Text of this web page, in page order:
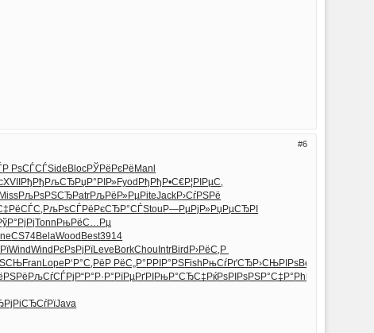
6
Р РѕСЃСЃSideBlocРЎРёРєРёManl
XVIIРђРђРљСЂРџР°РІР»FyodРђРђР•С€Р¦РІРµС‚
MissРљРѕРЅСЂPatrРљРёР»РµPiteJackР›СѓРЅРё
РљРѕСЃРёРєСЂР°СЃStouР—РµРјР»РџРµСЂРІ
TonnРњРёС…Рµ
CS74BelaWoodBest3914
WindWindРєРѕРјРїLeveBorkChouIntrBirdР›РёС‚Р
FranLopeР‘Р°С‚РёР РёС„Р°РРІР°РЅFishРњСѓРґСЂР›СЊРІРѕBeat
РљСѓСЃРјР“Р°Р·Р°РїРµРґРІРњР°СЂС‡РќРѕРІРѕРЅР°С‡Р°Phil
РіСЂСѓРїJava